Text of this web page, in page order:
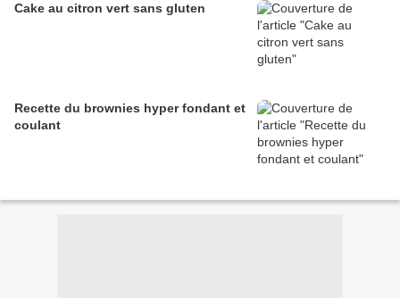
Cake au citron vert sans gluten
Recette du brownies hyper fondant et
coulant